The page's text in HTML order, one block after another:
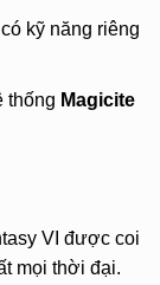
kỹ năng riêng
thống Magicite
VI được coi
mọi thời đại.